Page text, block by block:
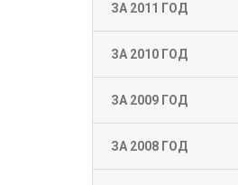
ЗА 2011 ГОД
ЗА 2010 ГОД
ЗА 2009 ГОД
ЗА 2008 ГОД